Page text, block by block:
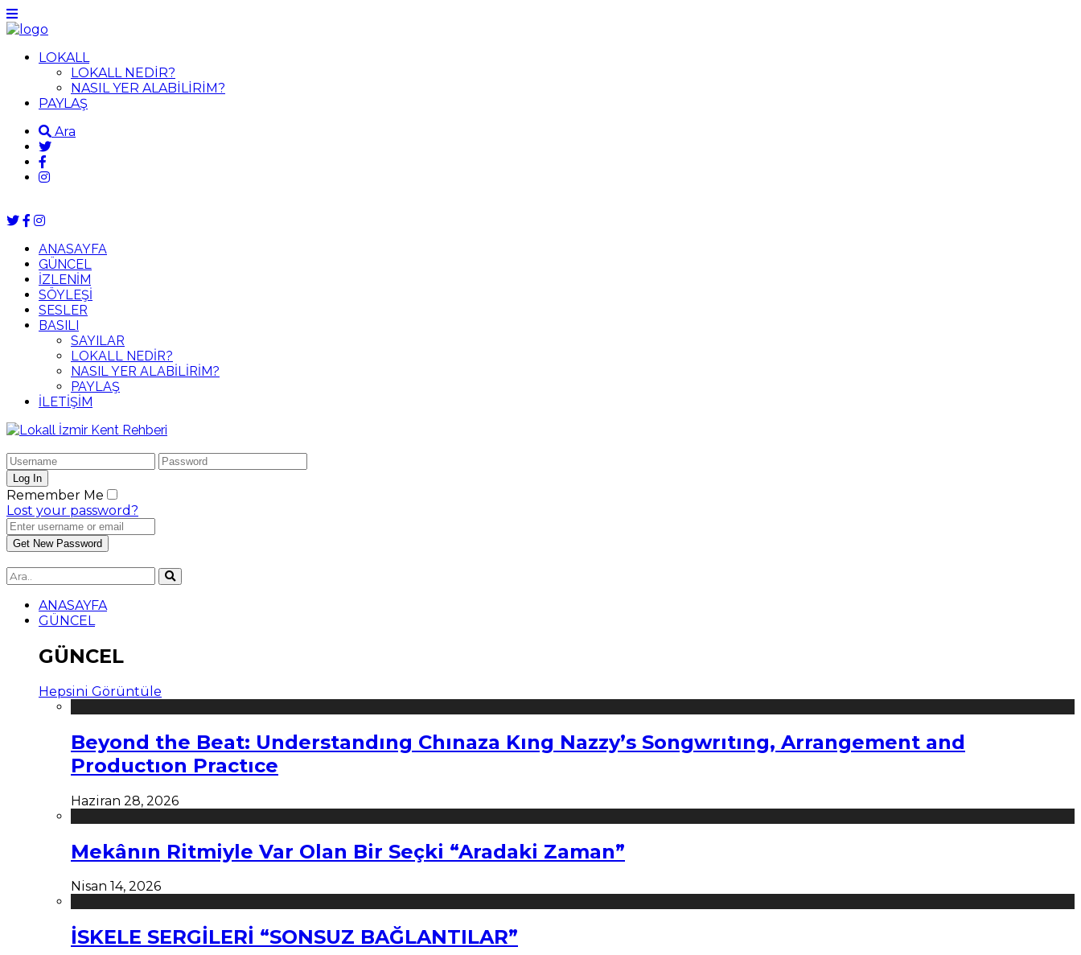
LOKALL
LOKALL NEDİR?
NASIL YER ALABİLİRİM?
PAYLAŞ
Ara
ANASAYFA
GÜNCEL
İZLENİM
SÖYLEŞİ
SESLER
BASILI
SAYILAR
LOKALL NEDİR?
NASIL YER ALABİLİRİM?
PAYLAŞ
İLETİŞİM
Remember Me
Lost your password?
ANASAYFA
GÜNCEL
GÜNCEL
Hepsini Görüntüle
Beyond the Beat: Understandıng Chınaza Kıng Nazzy’s Songwrıtıng, Arrangement and
Productıon Practıce
Haziran 28, 2026
Mekânın Ritmiyle Var Olan Bir Seçki “Aradaki Zaman”
Nisan 14, 2026
İSKELE SERGİLERİ “SONSUZ BAĞLANTILAR”